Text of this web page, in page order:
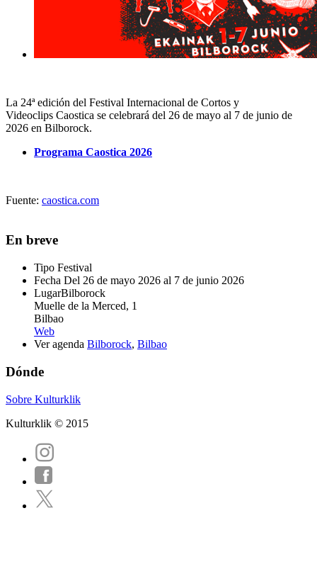
La 24ª edición del Festival Internacional de Cortos y
Videoclips Caostica se celebrará del 26 de mayo al 7 de junio de
2026 en Bilborock.
Programa Caostica 2026
Fuente: caostica.com
En breve
Tipo Festival
Fecha Del 26 de mayo 2026 al 7 de junio 2026
LugarBilborock
Muelle de la Merced, 1
Bilbao
Web
Ver agenda Bilborock, Bilbao
Dónde
Sobre Kulturklik
Kulturklik © 2015